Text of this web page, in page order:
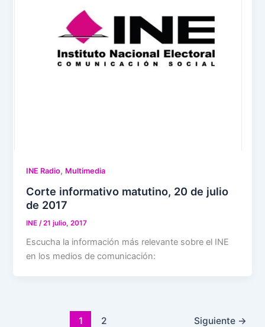
INE Radio, Multimedia
Corte informativo matutino, 20 de julio
de 2017
INE /21 julio, 2017
Escucha la información más relevante sobre el INE
en los medios de comunicación:
1 2 Siguiente →